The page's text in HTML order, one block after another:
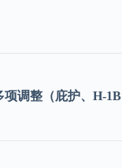
调整（庇护、H-